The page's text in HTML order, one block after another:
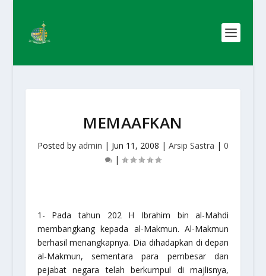
MEMAAFKAN
Posted by admin | Jun 11, 2008 | Arsip Sastra | 0
|
1- Pada tahun 202 H Ibrahim bin al-Mahdi
membangkang kepada al-Makmun. Al-Makmun
berhasil menangkapnya. Dia dihadapkan di depan
al-Makmun, sementara para pembesar dan
pejabat negara telah berkumpul di majlisnya,